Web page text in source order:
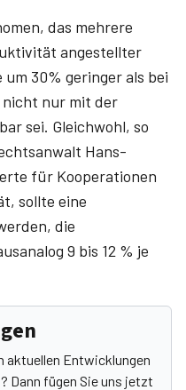
das mehrere
angestellter
30% geringer als bei
nicht nur mit der
sei. Gleichwohl, so
Hans-
für Kooperationen
sollte eine
die
9 bis 12 % je
aktuellen Entwicklungen
Dann fügen Sie uns jetzt